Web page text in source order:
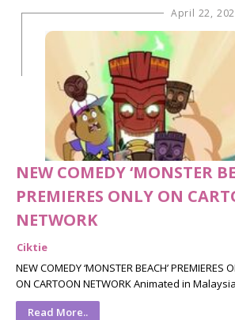
April 22,
NEW COMEDY ‘MONSTER
PREMIERES ONLY ON
NETWORK
Ciktie
NEW COMEDY ‘MONSTER BEACH’ PREMIERES
ON CARTOON NETWORK Animated in
Read More..